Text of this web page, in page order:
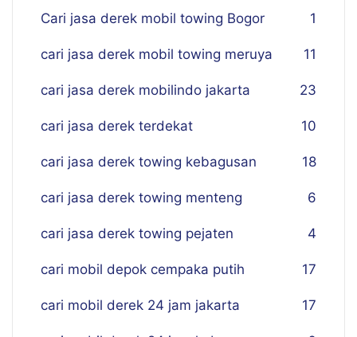
Cari jasa derek mobil towing Bogor 1
cari jasa derek mobil towing meruya 11
cari jasa derek mobilindo jakarta 23
cari jasa derek terdekat 10
cari jasa derek towing kebagusan 18
cari jasa derek towing menteng 6
cari jasa derek towing pejaten 4
cari mobil depok cempaka putih 17
cari mobil derek 24 jam jakarta 17